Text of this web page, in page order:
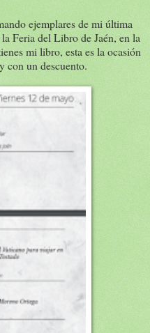
ejemplares de mi última
Feria del Libro de Jaén, en la
mi libro, esta es la ocasión
con un descuento.